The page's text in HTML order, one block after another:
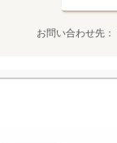
お問い合わせ先